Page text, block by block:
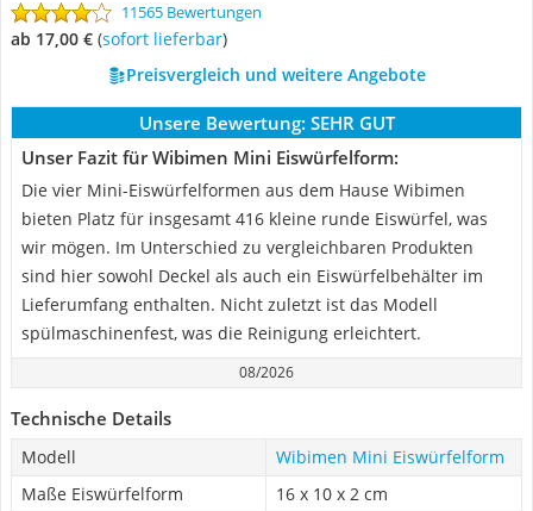
11565 Bewertungen
ab 17,00 € ( Sofort lieferbar)
Preisvergleich und weitere Angebote
Unsere Bewertung: SEHR GUT
Unser Fazit für Wibimen Mini Eiswürfelform:
Die vier Mini-Eiswürfelformen aus dem Hause Wibimen
bieten Platz für insgesamt 416 kleine runde Eiswürfel, was
wir mögen. Im Unterschied zu vergleichbaren Produkten
sind hier sowohl Deckel als auch ein Eiswürfelbehälter im
Lieferumfang enthalten. Nicht zuletzt ist das Modell
spülmaschinenfest, was die Reinigung erleichtert.
08/2026
Technische Details
Modell
Wibimen Mini Eiswürfelform
Maße Eiswürfelform
16 x 10 x 2 cm